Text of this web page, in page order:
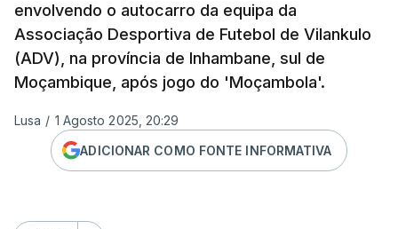
envolvendo o autocarro da equipa da
Associação Desportiva de Futebol de Vilankulo
(ADV), na província de Inhambane, sul de
Moçambique, após jogo do 'Moçambola'.
Lusa / 1 Agosto 2025, 20:29
ADICIONAR COMO FONTE INFORMATIVA